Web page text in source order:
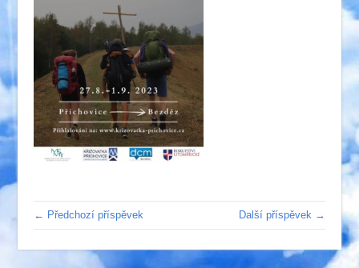
← Předchozí příspěvek Další příspěvek →